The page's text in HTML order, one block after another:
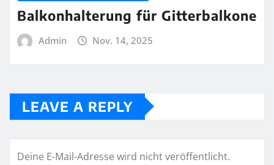
Balkonhalterung für Gitterbalkone
Admin Nov. 14, 2025
LEAVE A REPLY
Deine E-Mail-Adresse wird nicht veröffentlicht.